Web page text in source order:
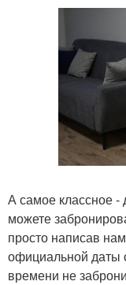
А самое классное
можете
просто написав
официальной даты
времени не